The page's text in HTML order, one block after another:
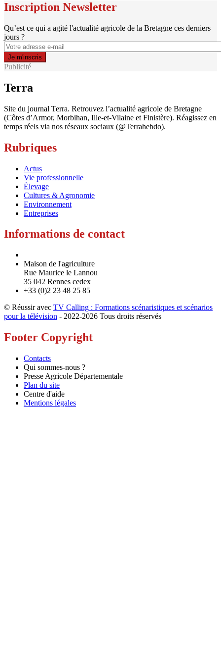
Inscription Newsletter
Qu’est ce qui a agité l'actualité agricole de la Bretagne ces derniers
jours ?
Publicité
Terra
Site du journal Terra. Retrouvez l’actualité agricole de Bretagne
(Côtes d’Armor, Morbihan, Ille-et-Vilaine et Finistère). Réagissez en
temps réels via nos réseaux sociaux (@Terrahebdo).
Rubriques
Actus
Vie professionnelle
Élevage
Cultures & Agronomie
Environnement
Entreprises
Informations de contact
Maison de l'agriculture
Rue Maurice le Lannou
35 042 Rennes cedex
+33 (0)2 23 48 25 85
© Réussir avec TV Calling : Formations scénaristiques et scénarios
pour la télévision - 2022-2026 Tous droits réservés
Footer Copyright
Contacts
Qui sommes-nous ?
Presse Agricole Départementale
Plan du site
Centre d'aide
Mentions légales